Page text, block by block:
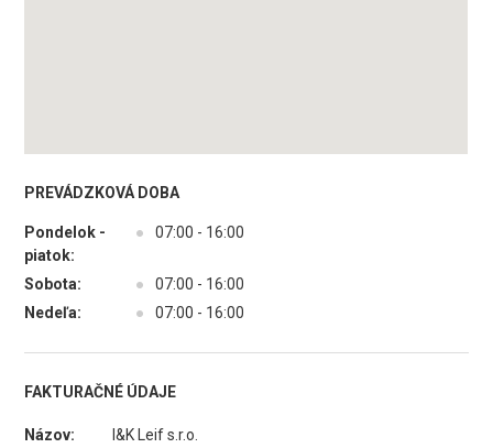
PREVÁDZKOVÁ DOBA
Pondelok -
piatok:
● 07:00 - 16:00
Sobota: ●
07:00 - 16:00
Nedeľa:
● 07:00 - 16:00
FAKTURAČNÉ ÚDAJE
Názov:
I&K Leif s.r.o.